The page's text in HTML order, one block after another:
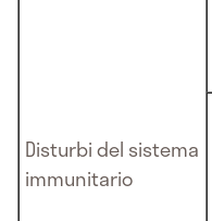
Disturbi del sistema
immunitario